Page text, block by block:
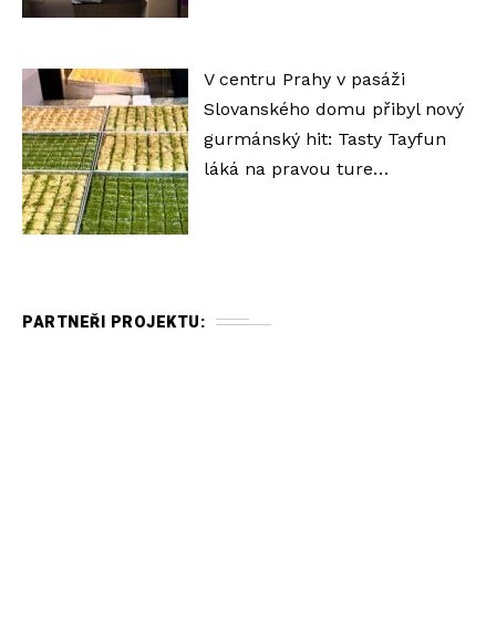
V centru Prahy v pasáži
Slovanského domu přibyl nový
gurmánský hit: Tasty Tayfun
láká na pravou ture…
PARTNEŘI PROJEKTU: